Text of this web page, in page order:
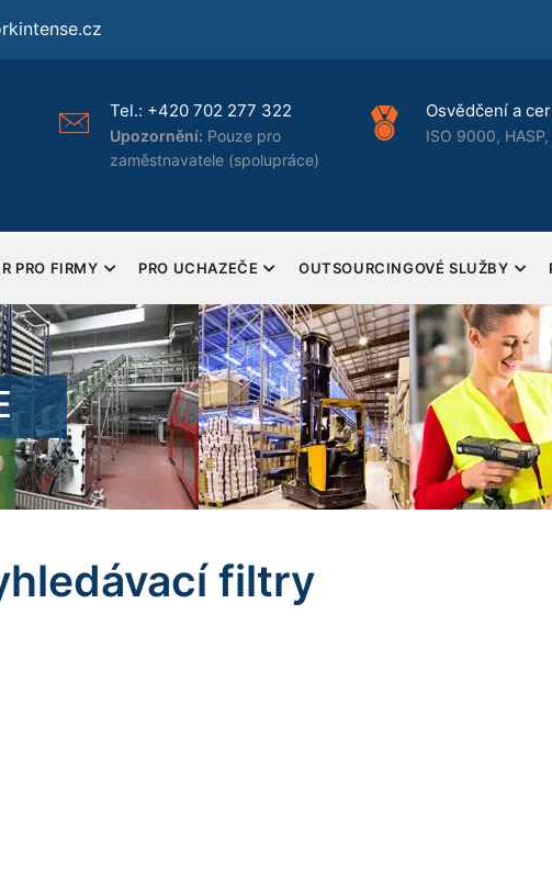
Tel.:+420 702 277 322
Upozornění:Pouze pro
zaměstnavatele (spolupráce)
Osvědčení a
ISO 9000, HASP,
PRO FIRMY PRO UCHAZEČE OUTSOURCINGOVÉ SLUŽBY
filtry